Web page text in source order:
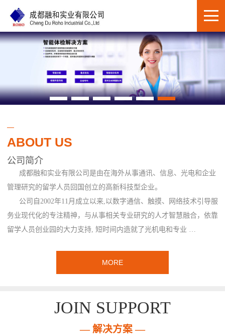
ABOUT US
公司简介
成都融和实业有限公司是由在海外从事通讯、信息、光电和企业
管理研究的留学人员回国创立的高新科技型企业。
公司自2002年11月成立以来,以数字通信、触摸、网络技术引导服
务业现代化的专注精神，与从事相关专业研究的人才智慧融合，依靠
留学人员创业园的大力支持, 短时间内造就了光机电和专业 …
MORE
JOIN SUPPORT
— 解决方案 —